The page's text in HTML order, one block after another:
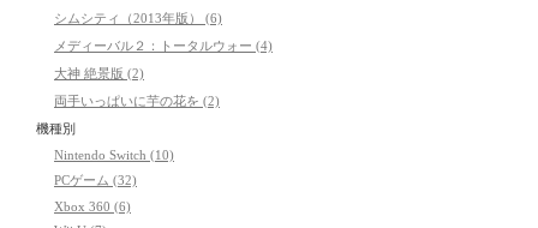
シムシティ（2013年版） (6)
メディーバル２：トータルウォー (4)
大神 絶景版 (2)
両手いっぱいに芋の花を (2)
機種別
Nintendo Switch (10)
PCゲーム (32)
Xbox 360 (6)